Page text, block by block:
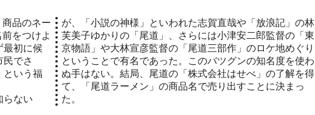
をつけよ
最初に候
でさ
という福
らない
が、「小説の神様」といわれた志賀直哉や「放浪記」の林
芙美子ゆかりの「尾道」、さらには小津安二郎監督の「東
京物語」や大林宣彦監督の「尾道三部作」のロケ地めぐり
ということで有名であった。このバツグンの知名度を使わ
ぬ手はない。結局、尾道の「株式会社はせべ」の了解を得
て、「尾道ラーメン」の商品名で売り出すことに決まっ
た。